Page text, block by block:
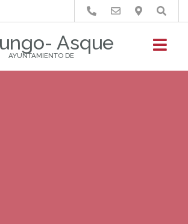
Asque
AYUNTAMIENTO DE
Buscar